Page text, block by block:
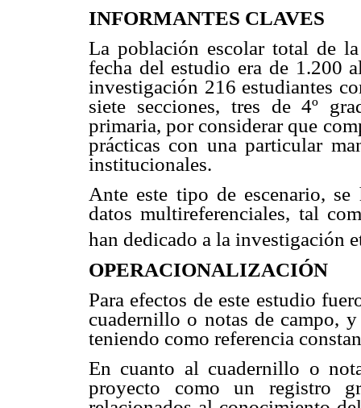
INFORMANTES CLAVES
La población escolar total de
fecha del estudio era de 1.200
investigación 216 estudiantes
siete secciones, tres de 4º
primaria, por considerar que
prácticas con una particular
institucionales.
Ante este tipo de escenario,
datos multireferenciales, tal
han dedicado a la investigación
OPERACIONALIZACIÓN
Para efectos de este estudio
cuadernillo o notas de campo,
teniendo como referencia
En cuanto al cuadernillo o
proyecto como un registro